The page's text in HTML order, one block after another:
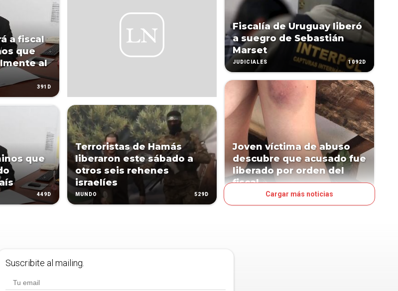
a fiscal
que
al
391D
que
449D
Terroristas de Hamás
liberaron este sábado a
otros seis rehenes
israelíes
MUNDO 529D
Fiscalía de Uruguay liberó
a suegro de Sebastián
Marset
JUDICIALES 1092D
Joven víctima de abuso
descubre que acusado fue
liberado por orden del
fiscal
Cargar más noticias
Suscribite al mailing.